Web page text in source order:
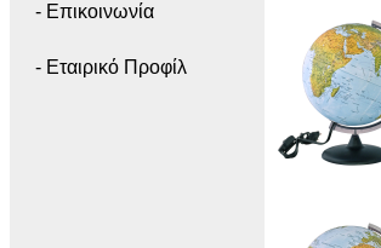
- Επικοινωνία
- Εταιρικό Προφίλ